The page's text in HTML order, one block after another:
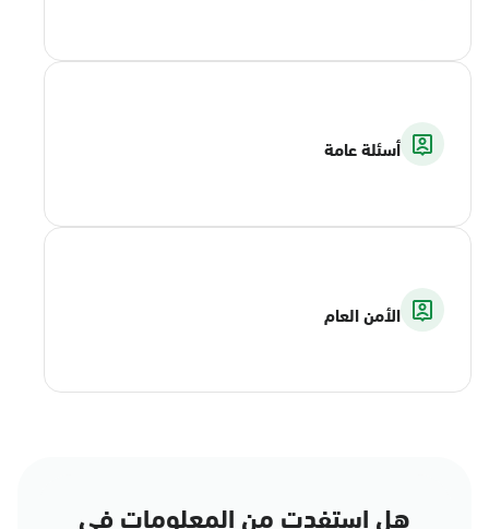
أسئلة عامة
الأمن العام
هل استفدت من المعلومات في